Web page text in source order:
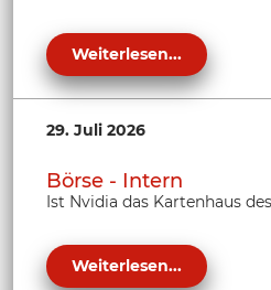
Weiterlesen...
29. Juli 2026
Börse - Intern
Ist Nvidia das Kartenhaus
Weiterlesen...